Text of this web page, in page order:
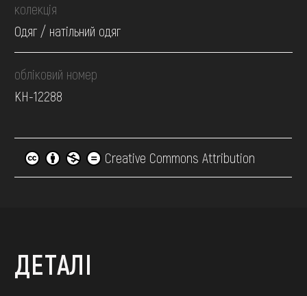
колекція
Одяг / натільний одяг
обліковий номер
КН-12288
Creative Commons Attribution
ДЕТАЛІ